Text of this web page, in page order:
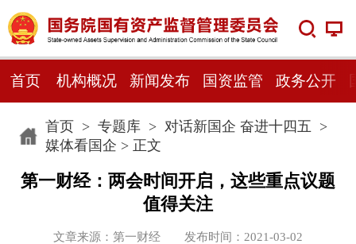
首页 机构概况 新闻发布 国资监管 政务公开
首页> 专题库> 对话新国企 奋进十四五 >
媒体看国企 > 正文
第一财经：两会时间开启，这些重点议题
值得关注
文章来源：第一财经 发布时间：2021-03-02